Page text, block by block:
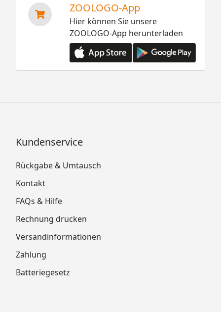
ZOOLOGO-App
Hier können Sie unsere
ZOOLOGO-App herunterladen
Kundenservice
Rückgabe & Umtausch
Kontakt
FAQs & Hilfe
Rechnung drucken
Versandinformationen
Zahlung
Batteriegesetz